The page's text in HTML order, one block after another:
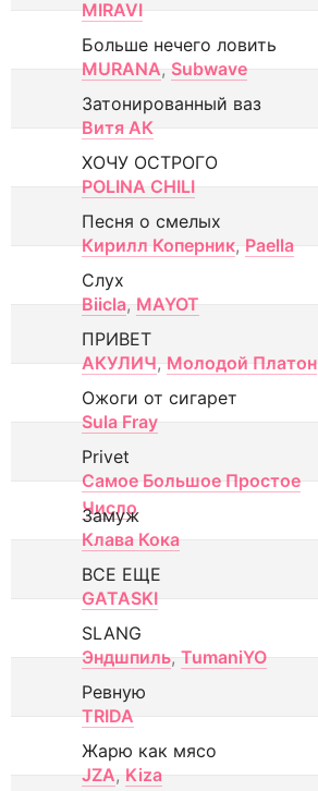
MIRAVI
Больше нечего ловить
MURANA, Subwave
Затонированный ваз
Витя АК
ХОЧУ ОСТРОГО
POLINA CHILI
Песня о смелых
Кирилл Коперник, Paella
Слух
Biicla, MAYOT
ПРИВЕТ
АКУЛИЧ, Молодой Платон
Ожоги от сигарет
Sula Fray
Privet
Самое Большое Простое
Число
Замуж
Клава Кока
ВСЕ ЕЩЕ
GATASKI
SLANG
Эндшпиль, TumaniYO
Ревную
TRIDA
Жарю как мясо
JZA, Kiza